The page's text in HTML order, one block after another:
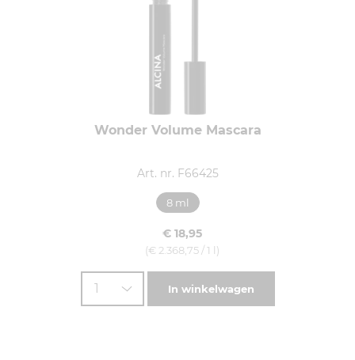
Wonder Volume Mascara
Art. nr. F66425
8 ml
€ 18,95
(€ 2.368,75 / 1 l)
1 In winkelwagen